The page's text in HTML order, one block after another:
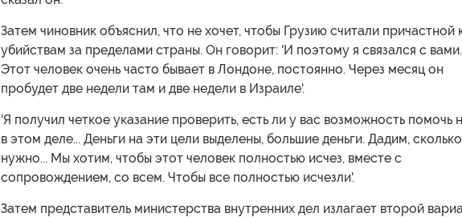
Затем чиновник объяснил, что не хочет, чтобы Грузию считали причастной
убийствам за пределами страны. Он говорит: 'И поэтому я связался с вами.
Этот человек очень часто бывает в Лондоне, постоянно. Через месяц он
пробудет две недели там и две недели в Израиле'.
'Я получил четкое указание проверить, есть ли у вас возможность помочь
в этом деле... Деньги на эти цели выделены, большие деньги. Дадим, сколько
нужно... Мы хотим, чтобы этот человек полностью исчез, вместе с
сопровождением, со всем. Чтобы все полностью исчезли'.
Затем представитель министерства внутренних дел излагает второй